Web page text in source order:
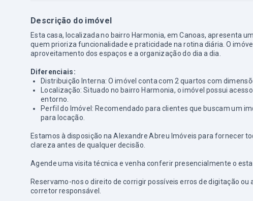
Descrição do imóvel
Esta casa, localizada no bairro Harmonia, em Canoas, apresenta
quem prioriza funcionalidade e praticidade na rotina diária. O
aproveitamento dos espaços e a organização do dia a dia.
Diferenciais:
Distribuição Interna: O imóvel conta com 2 quartos com
Localização: Situado no bairro Harmonia, o imóvel possui
entorno.
Perfil do Imóvel: Recomendado para clientes que buscam um
para locação.
Estamos à disposição na Alexandre Abreu Imóveis para fornecer
clareza antes de qualquer decisão.
Agende uma visita técnica e venha conferir presencialmente o
Reservamo-nos o direito de corrigir possíveis erros de digitação
corretor responsável.